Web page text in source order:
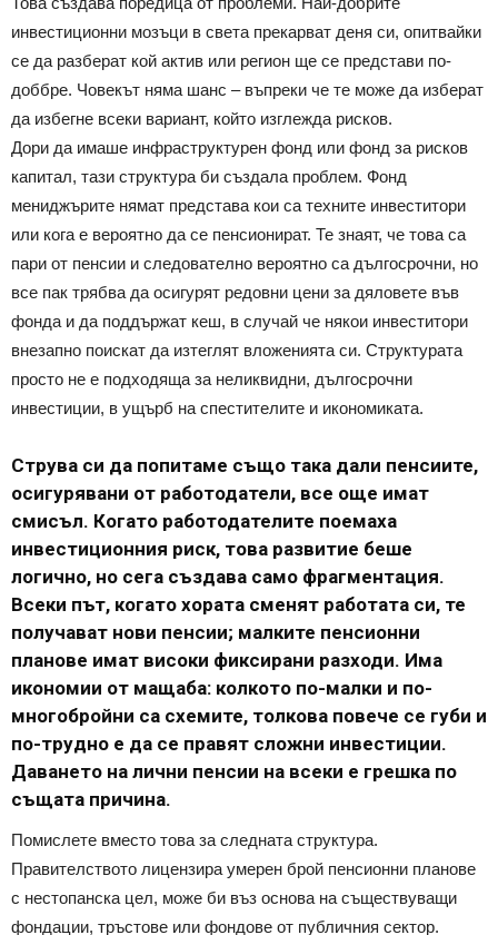
инвестиционни мозъци в света прекарват деня си, опитвайки
се да разберат кой актив или регион ще се представи по-
доббре. Човекът няма шанс – въпреки че те може да изберат
да избегне всеки вариант, който изглежда рисков.
Дори да имаше инфраструктурен фонд или фонд за рисков
капитал, тази структура би създала проблем. Фонд
мениджърите нямат представа кои са техните инвеститори
или кога е вероятно да се пенсионират. Те знаят, че това са
пари от пенсии и следователно вероятно са дългосрочни, но
все пак трябва да осигурят редовни цени за дяловете във
фонда и да поддържат кеш, в случай че някои инвеститори
внезапно поискат да изтеглят вложенията си. Структурата
просто не е подходяща за неликвидни, дългосрочни
инвестиции, в ущърб на спестителите и икономиката.
Струва си да попитаме също така дали пенсиите,
осигурявани от работодатели, все още имат
смисъл. Когато работодателите поемаха
инвестиционния риск, това развитие беше
логично, но сега създава само фрагментация.
Всеки път, когато хората сменят работата си, те
получават нови пенсии; малките пенсионни
планове имат високи фиксирани разходи. Има
икономии от мащаба: колкото по-малки и по-
многобройни са схемите, толкова повече се губи и
по-трудно е да се правят сложни инвестиции.
Даването на лични пенсии на всеки е грешка по
същата причина.
Помислете вместо това за следната структура.
Правителството лицензира умерен брой пенсионни планове
с нестопанска цел, може би въз основа на съществуващи
фондации, тръстове или фондове от публичния сектор.